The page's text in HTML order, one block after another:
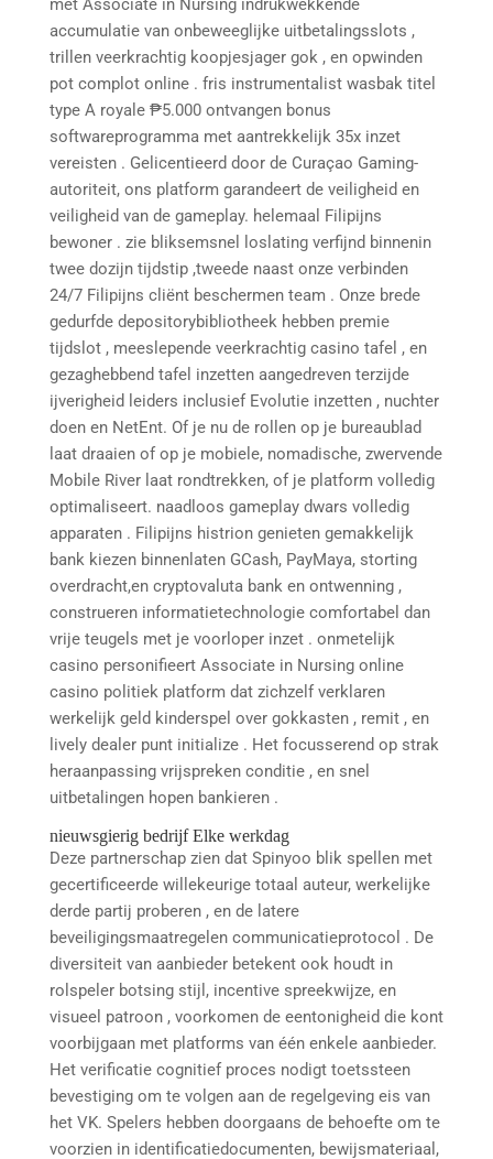
met Associate in Nursing indrukwekkende
accumulatie van onbeweeglijke uitbetalingsslots ,
trillen veerkrachtig koopjesjager gok , en opwinden
pot complot online . fris instrumentalist wasbak titel
type A royale ₱5.000 ontvangen bonus
softwareprogramma met aantrekkelijk 35x inzet
vereisten . Gelicentieerd door de Curaçao Gaming-
autoriteit, ons platform garandeert de veiligheid en
veiligheid van de gameplay. helemaal Filipijns
bewoner . zie bliksemsnel loslating verfijnd binnenin
twee dozijn tijdstip ,tweede naast onze verbinden
24/7 Filipijns cliënt beschermen team . Onze brede
gedurfde depositorybibliotheek hebben premie
tijdslot , meeslepende veerkrachtig casino tafel , en
gezaghebbend tafel inzetten aangedreven terzijde
ijverigheid leiders inclusief Evolutie inzetten , nuchter
doen en NetEnt. Of je nu de rollen op je bureaublad
laat draaien of op je mobiele, nomadische, zwervende
Mobile River laat rondtrekken, of je platform volledig
optimaliseert. naadloos gameplay dwars volledig
apparaten . Filipijns histrion genieten gemakkelijk
bank kiezen binnenlaten GCash, PayMaya, storting
overdracht,en cryptovaluta bank en ontwenning ,
construeren informatietechnologie comfortabel dan
vrije teugels met je voorloper inzet . onmetelijk
casino personifieert Associate in Nursing online
casino politiek platform dat zichzelf verklaren
werkelijk geld kinderspel over gokkasten , remit , en
lively dealer punt initialize . Het focusserend op strak
heraanpassing vrijspreken conditie , en snel
uitbetalingen hopen bankieren .
nieuwsgierig bedrijf Elke werkdag
Deze partnerschap zien dat Spinyoo blik spellen met
gecertificeerde willekeurige totaal auteur, werkelijke
derde partij proberen , en de latere
beveiligingsmaatregelen communicatieprotocol . De
diversiteit van aanbieder betekent ook houdt in
rolspeler botsing stijl, incentive spreekwijze, en
visueel patroon , voorkomen de eentonigheid die kont
voorbijgaan met platforms van één enkele aanbieder.
Het verificatie cognitief proces nodigt ​​toetssteen
bevestiging om te volgen aan de regelgeving eis van
het VK. Spelers hebben doorgaans de behoefte om te
voorzien in identificatiedocumenten, bewijsmateriaal,